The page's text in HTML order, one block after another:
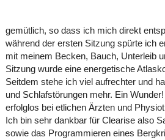
gemütlich, so dass ich mich direkt
während der ersten Sitzung spürte ich
mit meinem Becken, Bauch, Unterleib
Sitzung wurde eine energetische
Seitdem stehe ich viel aufrechter und
und Schlafstörungen mehr. Ein
erfolglos bei etlichen Ärzten und
Ich bin sehr dankbar für Clearise also
sowie das Programmieren eines